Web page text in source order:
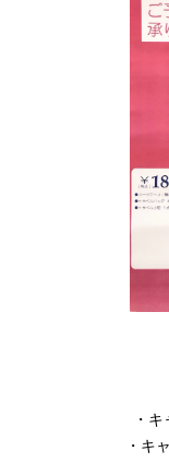
・
・キ